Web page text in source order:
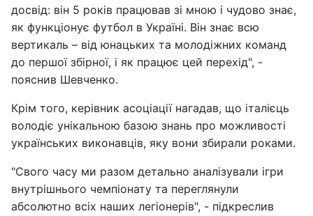
досвід: він 5 років працював зі мною і чудово знає,
як функціонує футбол в Україні. Він знає всю
вертикаль – від юнацьких та молодіжних команд
до першої збірної, і як працює цей перехід", -
пояснив Шевченко.
Крім того, керівник асоціації нагадав, що італієць
володіє унікальною базою знань про можливості
українських виконавців, яку вони збирали роками.
"Свого часу ми разом детально аналізували ігри
внутрішнього чемпіонату та переглянули
абсолютно всіх наших легіонерів", - підкреслив